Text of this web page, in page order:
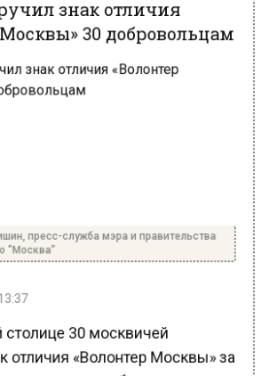
30 добровольцам
"Москва"
отличия «Волонтер Москвы» за
в развитие добровольческих